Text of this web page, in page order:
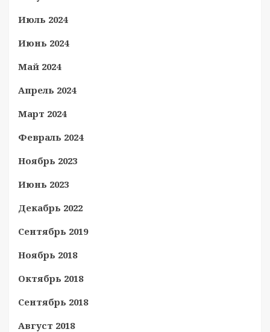
Июль 2024
Июнь 2024
Май 2024
Апрель 2024
Март 2024
Февраль 2024
Ноябрь 2023
Июнь 2023
Декабрь 2022
Сентябрь 2019
Ноябрь 2018
Октябрь 2018
Сентябрь 2018
Август 2018